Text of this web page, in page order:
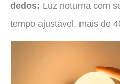
dedos: Luz noturna com
tempo ajustável, mais de